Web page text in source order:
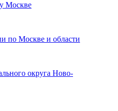
Москве
по Москве и области
округа Ново-